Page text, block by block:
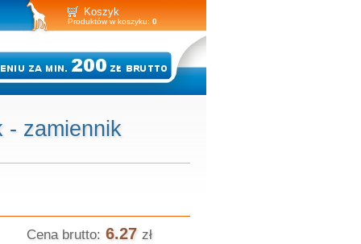
Koszyk
Produktów w koszyku: 0
- zamiennik
Cena brutto: 6.27 zł